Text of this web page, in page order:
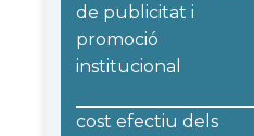
de publicitat i
promoció
institucional
cost efectiu dels